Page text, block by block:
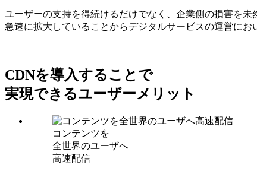
ユーザーの支持を得続けるだけでなく、企業側の損害を
急速に拡大していることからデジタルサービスの運営にお
CDNを導入することで
実現できるユーザーメリット
コンテンツを
全世界のユーザへ
高速配信